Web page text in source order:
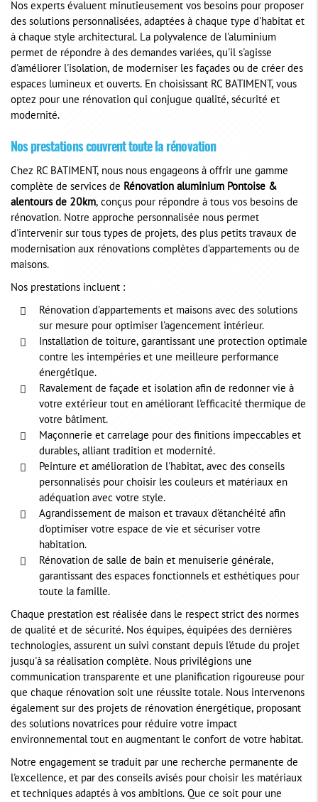
Nos experts évaluent minutieusement vos besoins pour proposer
des solutions personnalisées, adaptées à chaque type d'habitat et
à chaque style architectural. La polyvalence de l'aluminium
permet de répondre à des demandes variées, qu'il s'agisse
d'améliorer l'isolation, de moderniser les façades ou de créer des
espaces lumineux et ouverts. En choisissant RC BATIMENT, vous
optez pour une rénovation qui conjugue qualité, sécurité et
modernité.
Nos prestations couvrent toute la rénovation
Chez RC BATIMENT, nous nous engageons à offrir une gamme
complète de services de
Rénovation aluminium Pontoise &
alentours de 20km, conçus pour répondre à tous vos besoins de
rénovation. Notre approche personnalisée nous permet
d'intervenir sur tous types de projets, des plus petits travaux de
modernisation aux rénovations complètes d'appartements ou de
maisons.
Nos prestations incluent :
Rénovation d'appartements et maisons avec des solutions
sur mesure pour optimiser l'agencement intérieur.
Installation de toiture, garantissant une protection optimale
contre les intempéries et une meilleure performance
énergétique.
Ravalement de façade et isolation afin de redonner vie à
votre extérieur tout en améliorant l'efficacité thermique de
votre bâtiment.
Maçonnerie et carrelage pour des finitions impeccables et
durables, alliant tradition et modernité.
Peinture et amélioration de l'habitat, avec des conseils
personnalisés pour choisir les couleurs et matériaux en
adéquation avec votre style.
Agrandissement de maison et travaux d'étanchéité afin
d'optimiser votre espace de vie et sécuriser votre
habitation.
Rénovation de salle de bain et menuiserie générale,
garantissant des espaces fonctionnels et esthétiques pour
toute la famille.
Chaque prestation est réalisée dans le respect strict des normes
de qualité et de sécurité. Nos équipes, équipées des dernières
technologies, assurent un suivi constant depuis l'étude du projet
jusqu'à sa réalisation complète. Nous privilégions une
communication transparente et une planification rigoureuse pour
que chaque rénovation soit une réussite totale. Nous intervenons
également sur des projets de rénovation énergétique, proposant
des solutions novatrices pour réduire votre impact
environnemental tout en augmentant le confort de votre habitat.
Notre engagement se traduit par une recherche permanente de
l'excellence, et par des conseils avisés pour choisir les matériaux
et techniques adaptés à vos ambitions. Que ce soit pour une